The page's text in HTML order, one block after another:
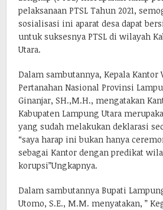
pelaksanaan PTSL Tahun 2021,
sosialisasi ini aparat desa dapat
untuk suksesnya PTSL di wilayah
Utara.
Dalam sambutannya, Kepala Kantor
Pertanahan Nasional Provinsi
Ginanjar, SH.,M.H., mengatakan
Kabupaten Lampung Utara
yang sudah melakukan deklarasi
“saya harap ini bukan hanya
sebagai Kantor dengan predikat
korupsi”Ungkapnya.
Dalam sambutannya Bupati
Utomo, S.E., M.M. menyatakan, ”